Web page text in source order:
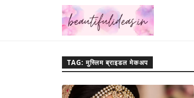
TAG: मुस्लिम ब्राइडल मेकअप